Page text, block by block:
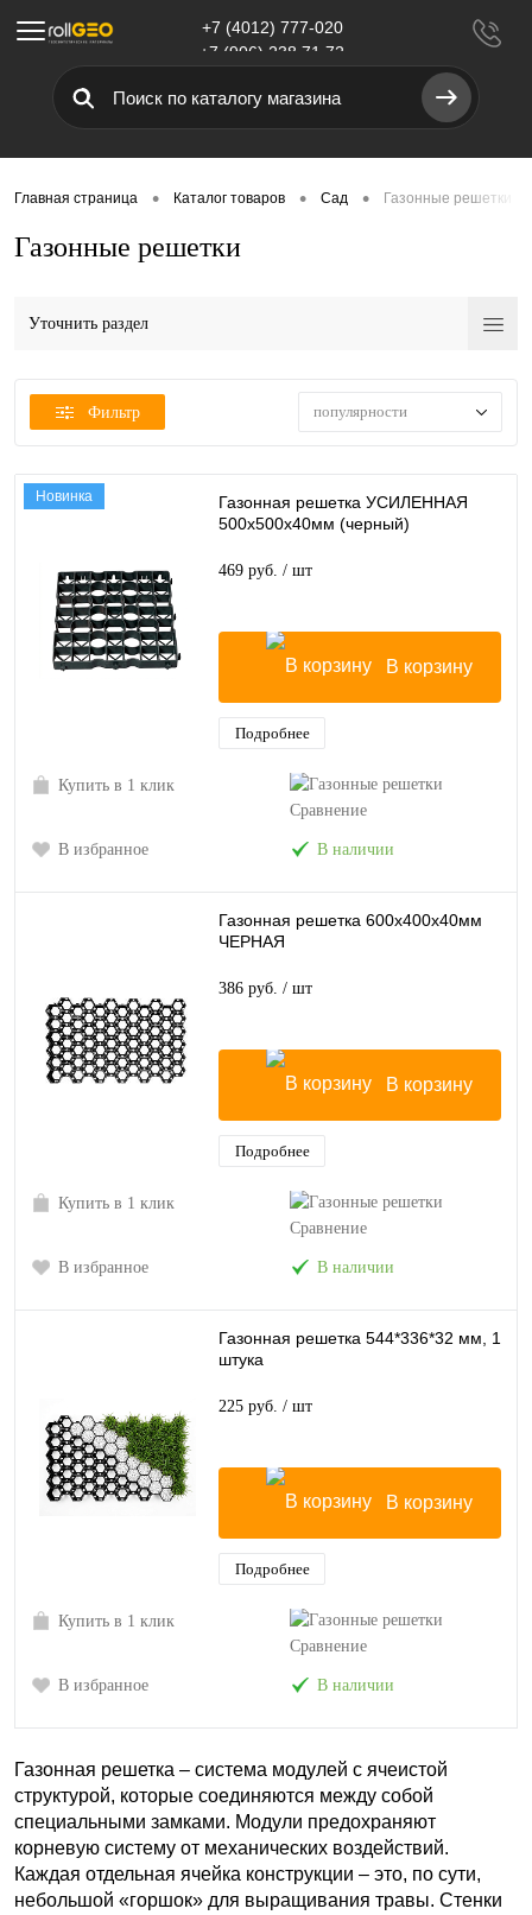
Меню
+7 (4012) 777-020
+7 (906) 238 71 72
Главная страница • Каталог товаров • Сад • Газонные решетки
Газонные решетки
Уточнить раздел
Фильтр популярности
Новинка
Газонная решетка УСИЛЕННАЯ
500х500х40мм (черный)
469 руб. / шт
В корзину
Подробнее
Купить в 1 клик
Сравнение
В избранное В наличии
Газонная решетка 600х400х40мм
ЧЕРНАЯ
386 руб. / шт
В корзину
Подробнее
Купить в 1 клик
Сравнение
В избранное В наличии
Газонная решетка 544*336*32 мм, 1
штука
225 руб. / шт
В корзину
Подробнее
Купить в 1 клик
Сравнение
В избранное В наличии
Газонная решетка – система модулей с ячеистой
структурой, которые соединяются между собой
специальными замками. Модули предохраняют
корневую систему от механических воздействий.
Каждая отдельная ячейка конструкции – это, по сути,
небольшой «горшок» для выращивания травы. Стенки